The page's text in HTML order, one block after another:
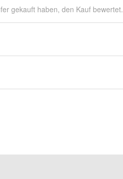
gekauft haben, den Kauf bewertet.